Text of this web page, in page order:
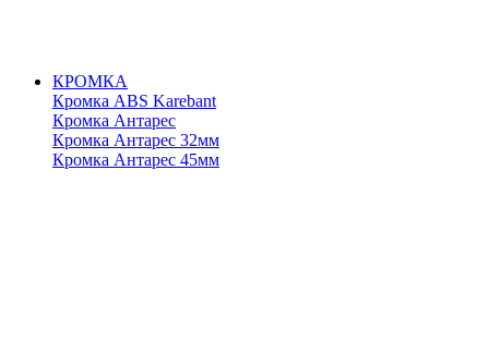
КРОМКА
Кромка ABS Karebant
Кромка Антарес
Кромка Антарес 32мм
Кромка Антарес 45мм